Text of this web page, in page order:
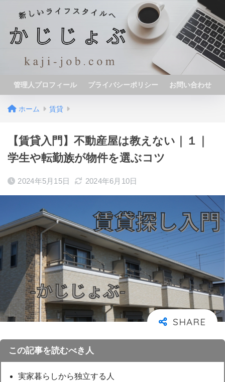
管理人プロフィール プライバシーポリシー お問い合わせ
ホーム 賃貸
【賃貸入門】不動産屋は教えない｜１｜
学生や転勤族が物件を選ぶコツ
2024年5月15日 2024年6月10日
この記事を読むべき人
実家暮らしから独立する人